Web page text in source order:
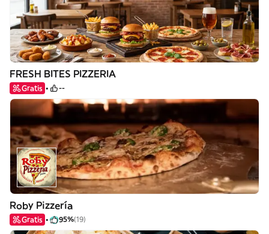
FRESH BITES PIZZERIA
Gratis --
Roby Pizzería
Gratis 95%(19)